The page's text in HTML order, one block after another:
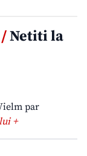
Netiti la
par
+